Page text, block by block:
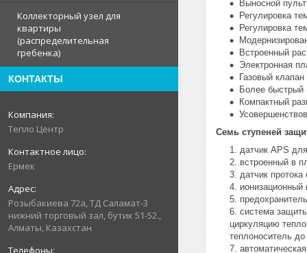
Коллекторный узел для
квартиры
(распределительная
гребенка)
КОНТАКТЫ
Тепло Центр
Ермек
Розыбакиева 72а, ТД Саламат-3
нижний торговый зал, бутик 51-52.,
Алматы, Казахстан
Выносной
Регулировка
Регулировка
Встроенный
Электронная
Газовый
Более быстрый
Компактный
Семь ступеней
датчик APS
встроенный в
датчик
система
циркуляцию
теплоноситель